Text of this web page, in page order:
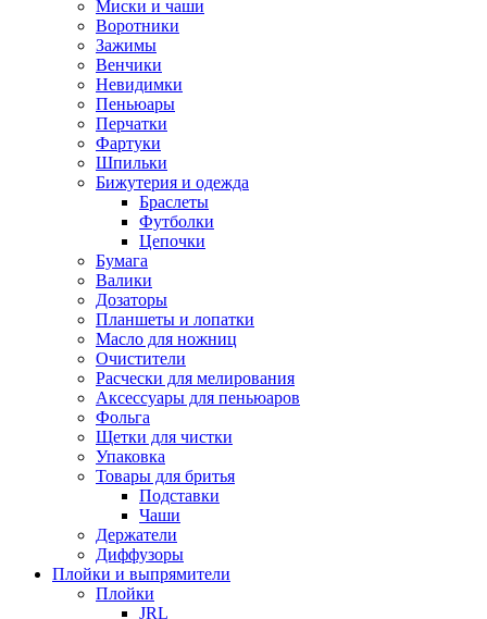
Миски и чаши
Воротники
Зажимы
Венчики
Невидимки
Пеньюары
Перчатки
Фартуки
Шпильки
Бижутерия и одежда
Браслеты
Футболки
Цепочки
Бумага
Валики
Дозаторы
Планшеты и лопатки
Масло для ножниц
Очистители
Расчески для мелирования
Аксессуары для пеньюаров
Фольга
Щетки для чистки
Упаковка
Товары для бритья
Подставки
Чаши
Держатели
Диффузоры
Плойки и выпрямители
Плойки
JRL